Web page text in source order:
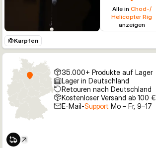
Alle in Chod-/
Helicopter Rig
anzeigen
Karpfen
35.000+ Produkte auf Lager
Lager in Deutschland
Retouren nach Deutschland
Kostenloser Versand ab 100 €
E-Mail-Support Mo – Fr, 9–17